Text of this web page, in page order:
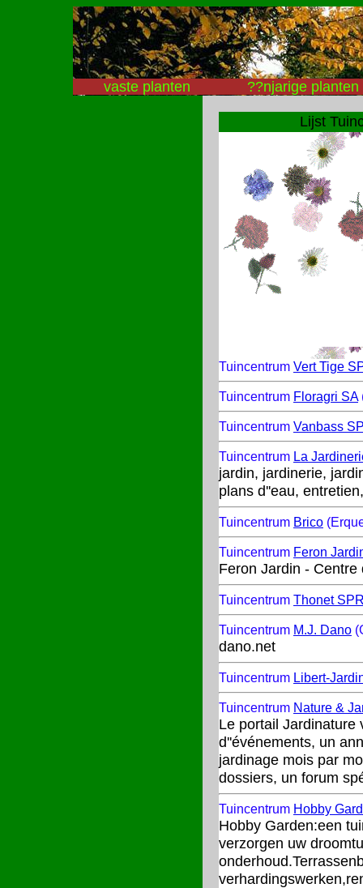
vaste planten ??njarige planten
Lijst
Tuincentrum Vert Tige
Tuincentrum Floragri SA
Tuincentrum Vanbass
Tuincentrum La
jardin, jardinerie,
plans d''eau,
Tuincentrum Brico
Tuincentrum Feron
Feron Jardin -
Tuincentrum Thonet
Tuincentrum M.J. Dano
dano.net
Tuincentrum Libert-
Tuincentrum Nature &
Le portail Jardinature
d''événements, un
jardinage mois par
dossiers, un forum
Tuincentrum Hobby
Hobby Garden:een
verzorgen uw